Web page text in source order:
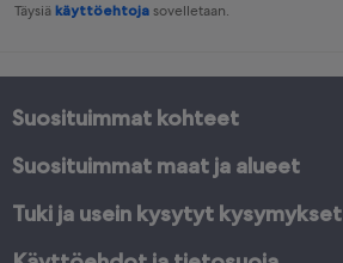
Täysiä käyttöehtoja sovelletaan.
Suosituimmat kohteet
Suosituimmat maat ja alueet
Tuki ja usein kysytyt kysymykset